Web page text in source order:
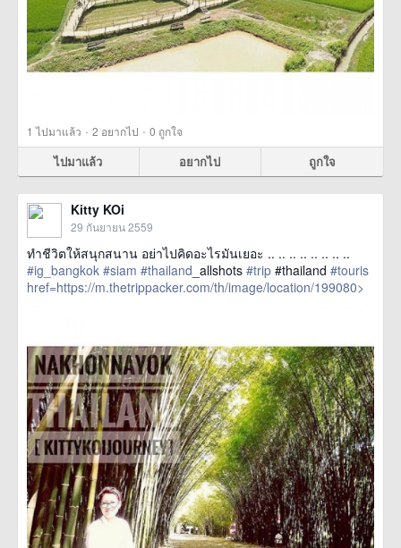
1 ไปมาแล้ว · 2 อยากไป · 0 ถูกใจ
ไปมาแล้ว อยากไป ถูกใจ
Kitty KOi
29 กันยายน 2559
ทำชีวิตให้สนุกสนาน อย่าไปคิดอะไรมันเยอะ .. .. .. .. .. .. .. ..
#ig_bangkok #siam #thailand _allshots #trip #thailand #touris
href=https://m.thetrippacker.com/th/image/location/199080>